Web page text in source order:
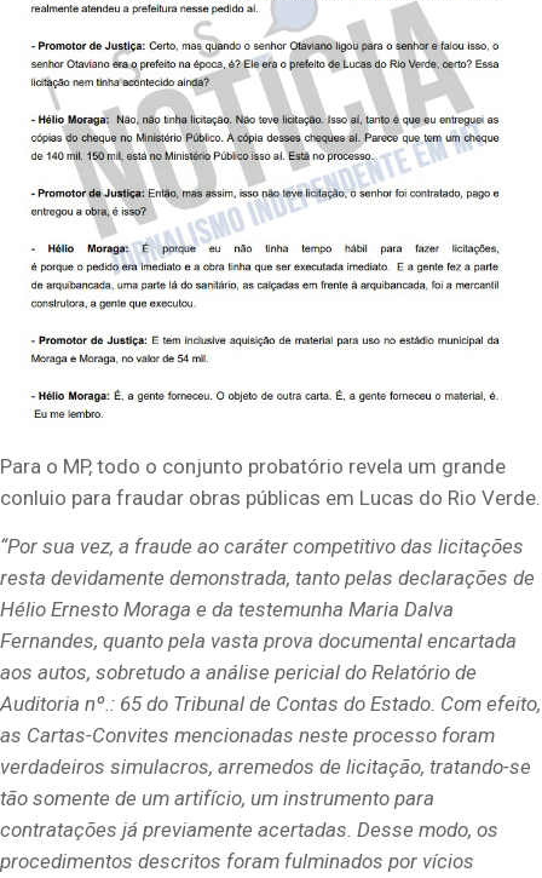
Para o MP, todo o conjunto probatório revela um grande
conluio para fraudar obras públicas em Lucas do Rio Verde.
“Por sua vez, a fraude ao caráter competitivo das licitações
resta devidamente demonstrada, tanto pelas declarações de
Hélio Ernesto Moraga e da testemunha Maria Dalva
Fernandes, quanto pela vasta prova documental encartada
aos autos, sobretudo a análise pericial do Relatório de
Auditoria nº.: 65 do Tribunal de Contas do Estado. Com efeito,
as Cartas-Convites mencionadas neste processo foram
verdadeiros simulacros, arremedos de licitação, tratando-se
tão somente de um artifício, um instrumento para
contratações já previamente acertadas. Desse modo, os
procedimentos descritos foram fulminados por vícios